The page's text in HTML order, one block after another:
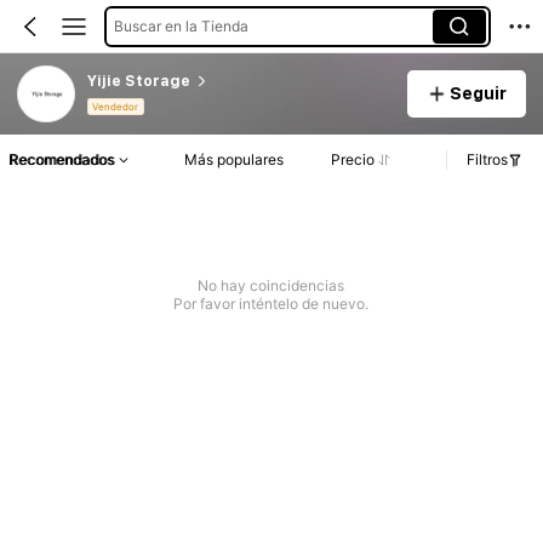
Buscar en la Tienda
Yijie Storage
Vendedor
Seguir
Recomendados Más populares Precio Filtros
No hay coincidencias
Por favor inténtelo de nuevo.